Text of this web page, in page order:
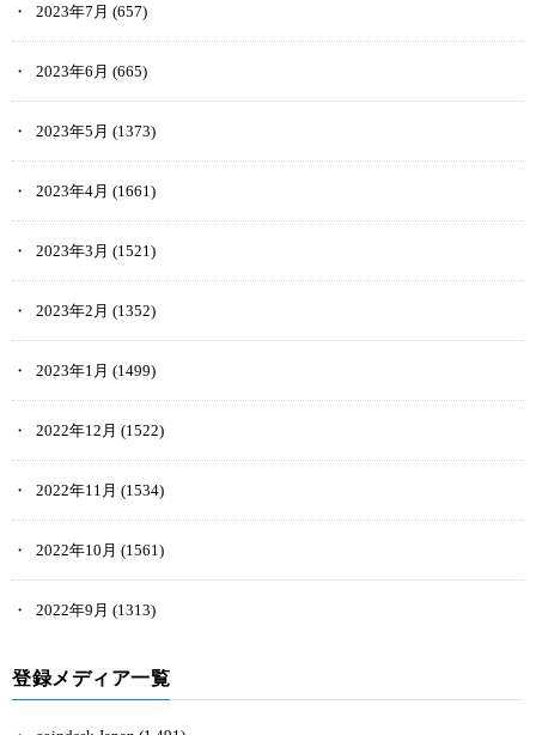
2023年7月 (657)
2023年6月 (665)
2023年5月 (1373)
2023年4月 (1661)
2023年3月 (1521)
2023年2月 (1352)
2023年1月 (1499)
2022年12月 (1522)
2022年11月 (1534)
2022年10月 (1561)
2022年9月 (1313)
登録メディア一覧